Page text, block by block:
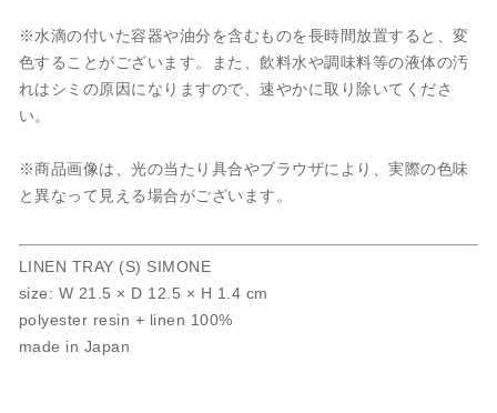
※水滴の付いた容器や油分を含むものを長時間放置すると、変
色することがございます。また、飲料水や調味料等の液体の汚
れはシミの原因になりますので、速やかに取り除いてくださ
い。
※商品画像は、光の当たり具合やブラウザにより、実際の色味
と異なって見える場合がございます。
LINEN TRAY (S) SIMONE
size: W 21.5 × D 12.5 × H 1.4 cm
polyester resin + linen 100%
made in Japan